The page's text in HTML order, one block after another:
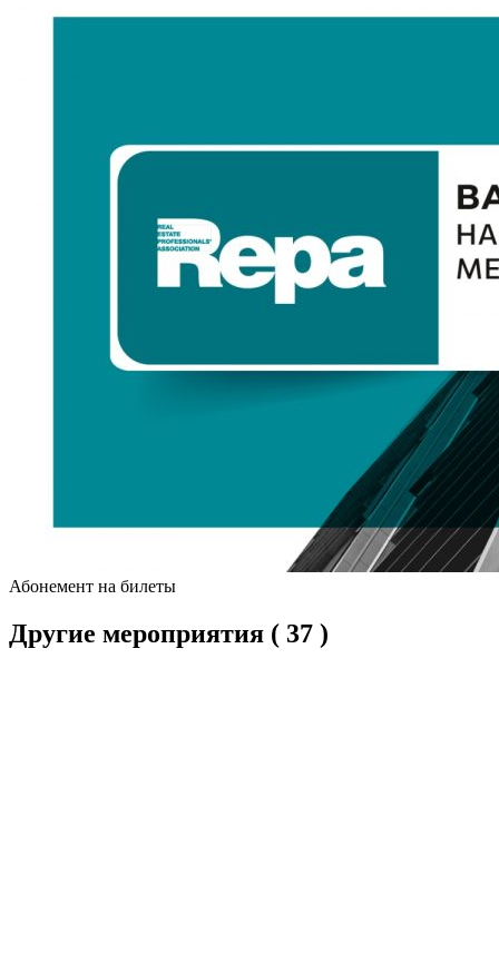
Абонемент на билеты
Другие мероприятия ( 37 )